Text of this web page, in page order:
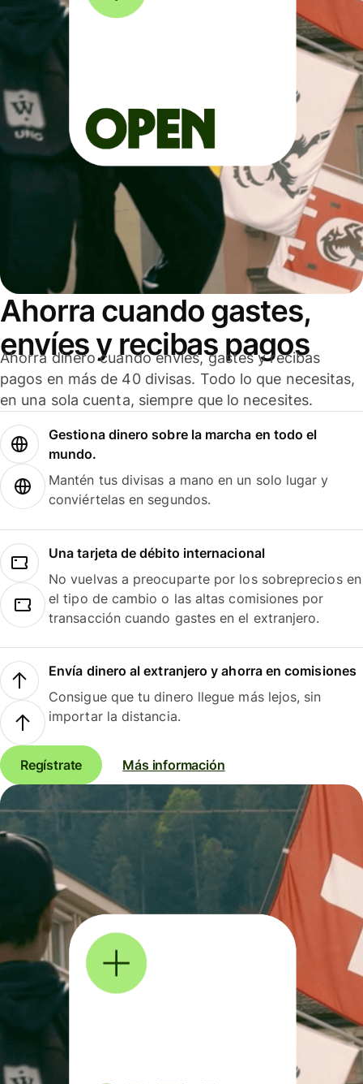
Ahorra cuando gastes,
envíes y recibas pagos
Ahorra dinero cuando envíes, gastes y recibas
pagos en más de 40 divisas. Todo lo que necesitas,
en una sola cuenta, siempre que lo necesites.
Gestiona dinero sobre la marcha en todo el
mundo.
Mantén tus divisas a mano en un solo lugar y
conviértelas en segundos.
Una tarjeta de débito internacional
No vuelvas a preocuparte por los sobreprecios en
el tipo de cambio o las altas comisiones por
transacción cuando gastes en el extranjero.
Envía dinero al extranjero y ahorra en comisiones
Consigue que tu dinero llegue más lejos, sin
importar la distancia.
Regístrate Más información